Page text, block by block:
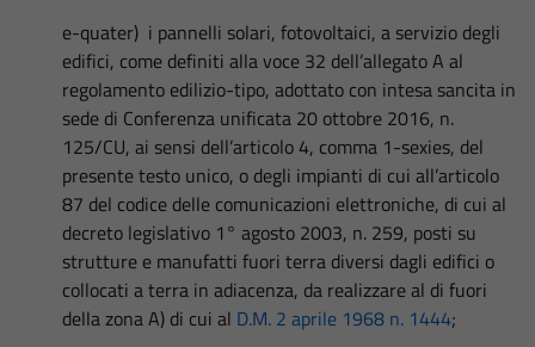
e-quater) i pannelli solari, fotovoltaici, a servizio degli
edifici, come definiti alla voce 32 dell’allegato A al
regolamento edilizio-tipo, adottato con intesa sancita in
sede di Conferenza unificata 20 ottobre 2016, n.
125/CU, ai sensi dell’articolo 4, comma 1-sexies, del
presente testo unico, o degli impianti di cui all’articolo
87 del codice delle comunicazioni elettroniche, di cui al
decreto legislativo 1° agosto 2003, n. 259, posti su
strutture e manufatti fuori terra diversi dagli edifici o
collocati a terra in adiacenza, da realizzare al di fuori
della zona A) di cui al D.M. 2 aprile 1968 n. 1444;